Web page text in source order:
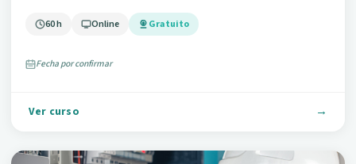
60 h Online Gratuito
Fecha por confirmar
Ver curso